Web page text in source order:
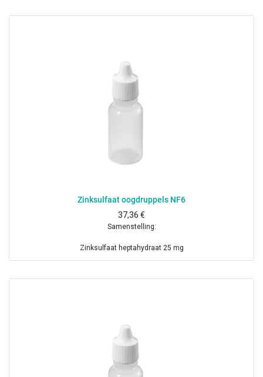
Dinatriumedetaat 10 mg
Zinksulfaat oogdruppels NF6
37,36 €
Samenstelling:
Zinksulfaat heptahydraat 25 mg
Boorzuur 0.178 g
Benzalkoniumchloride 1 mg